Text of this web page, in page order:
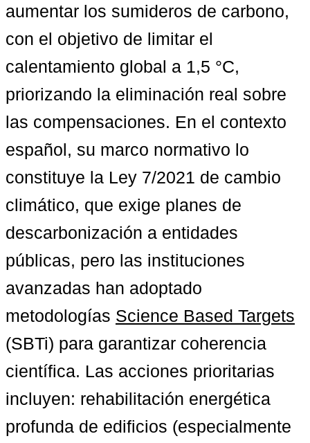
aumentar los sumideros de carbono,
con el objetivo de limitar el
calentamiento global a 1,5 °C,
priorizando la eliminación real sobre
las compensaciones. En el contexto
español, su marco normativo lo
constituye la Ley 7/2021 de cambio
climático, que exige planes de
descarbonización a entidades
públicas, pero las instituciones
avanzadas han adoptado
metodologías Science Based Targets
(SBTi) para garantizar coherencia
científica. Las acciones prioritarias
incluyen: rehabilitación energética
profunda de edificios (especialmente